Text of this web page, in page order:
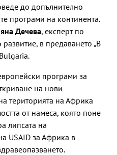
до допълнително
програми на континента.
Дечева, експерт по
в предаването „В
програми за
на нови
територията на Африка
от намеса, която поне
липсата на
USAID за Африка в